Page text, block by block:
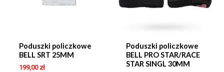
Poduszki policzkowe
BELL SRT 25MM
199,00 zł
Poduszki policzkowe
BELL PRO STAR/RACE
STAR SINGL 30MM